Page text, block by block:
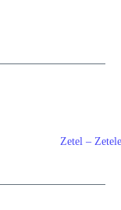
Zetel –